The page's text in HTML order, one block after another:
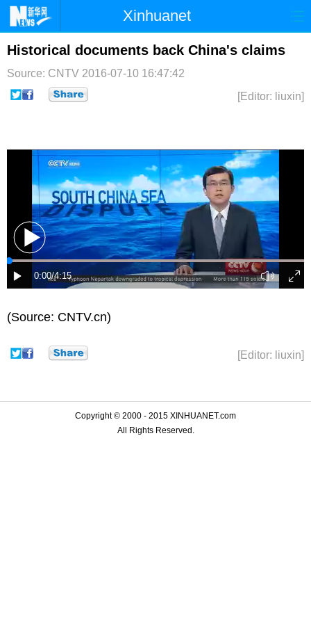
Xinhuanet
首页 时政 国际 港澳
台湾 财经 法治
纪检 军事
博客 微博
Historical documents back China's claims
Source: CNTV 2016-07-10 16:47:42
[Editor: liuxin]
(Source: CNTV.cn)
[Editor: liuxin]
Copyright © 2000 - 2015 XINHUANET.com
All Rights Reserved.